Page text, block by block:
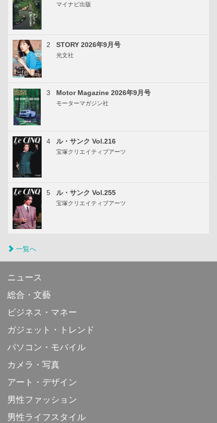
マイナビ出版
2 STORY 2026年9月号
光文社
3 Motor Magazine 2026年9月号
モーターマガジン社
4 ル・サンク Vol.216
宝塚クリエイティブアーツ
5 ル・サンク Vol.255
宝塚クリエイティブアーツ
一覧へ
ニュース
総合・文藝
ビジネス・マネー
ガジェット・トレンド
パソコン・モバイル
カメラ・写真
アート・デザイン
男性ファッション
男性ライフスタイル